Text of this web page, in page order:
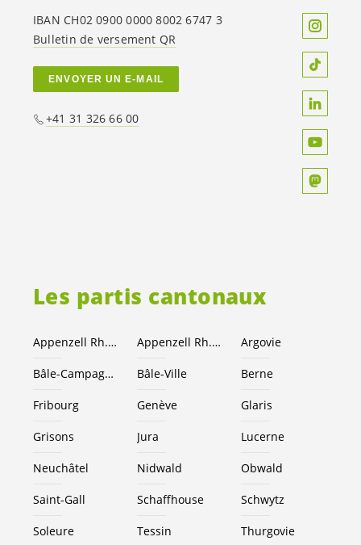
Les partis cantonaux
Appenzell Rh.-Ext. Appenzell Rh.-I. Argovie
Bâle-Campagne Bâle-Ville Berne
Fribourg Genève Glaris
Grisons Jura Lucerne
Neuchâtel Nidwald Obwald
Saint-Gall Schaffhouse Schwytz
Soleure Tessin Thurgovie
IBAN CH02 0900 0000 8002 6747 3
Bulletin de versement QR
ENVOYER UN E-MAIL
+41 31 326 66 00